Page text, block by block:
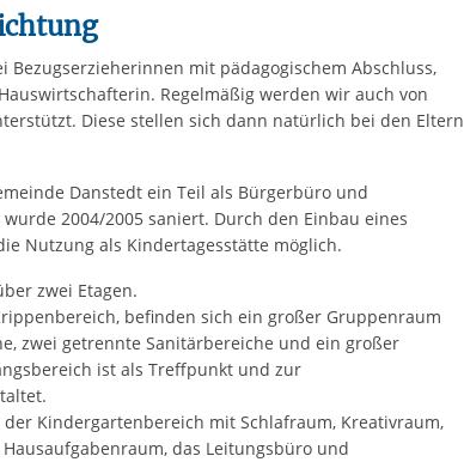
Bezugserzieherinnen mit pädagogischem Abschluss,
Regelmäßig werden wir auch von
Diese stellen sich dann natürlich bei den Eltern
Danstedt ein Teil als Bürgerbüro und
2004/2005 saniert. Durch den Einbau eines
Nutzung als Kindertagesstätte möglich.
zwei Etagen.
befinden sich ein großer Gruppenraum
zwei getrennte Sanitärbereiche und ein großer
ist als Treffpunkt und zur
Kindergartenbereich mit Schlafraum, Kreativraum,
das Leitungsbüro und